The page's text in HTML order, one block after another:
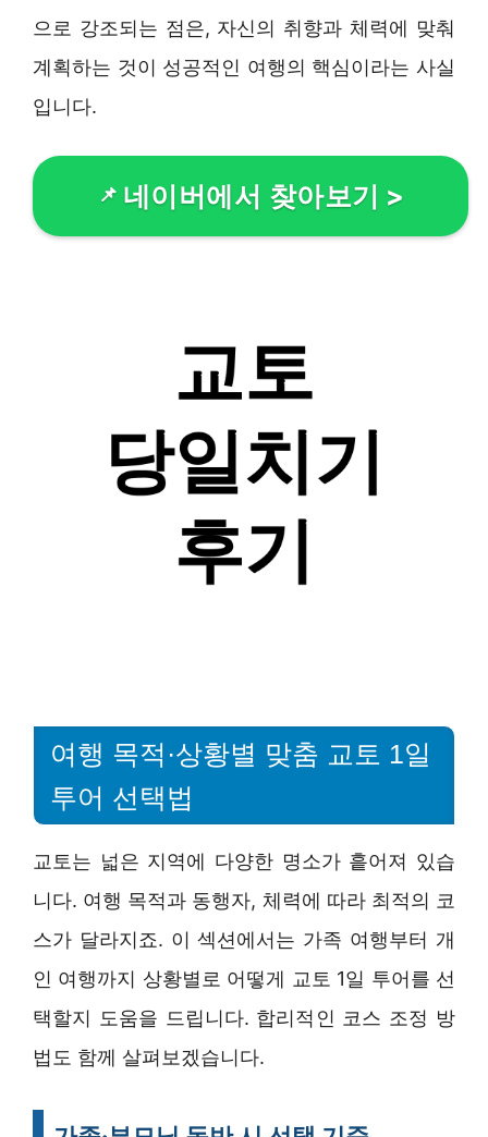
으로 강조되는 점은, 자신의 취향과 체력에 맞춰
계획하는 것이 성공적인 여행의 핵심이라는 사실
입니다.
네이버에서 찾아보기 >
여행 목적·상황별 맞춤 교토 1일
투어 선택법
교토는 넓은 지역에 다양한 명소가 흩어져 있습
니다. 여행 목적과 동행자, 체력에 따라 최적의 코
스가 달라지죠. 이 섹션에서는 가족 여행부터 개
인 여행까지 상황별로 어떻게 교토 1일 투어를 선
택할지 도움을 드립니다. 합리적인 코스 조정 방
법도 함께 살펴보겠습니다.